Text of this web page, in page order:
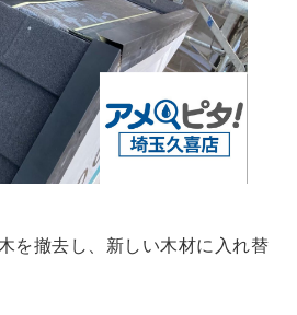
を撤去し、新しい木材に入れ替